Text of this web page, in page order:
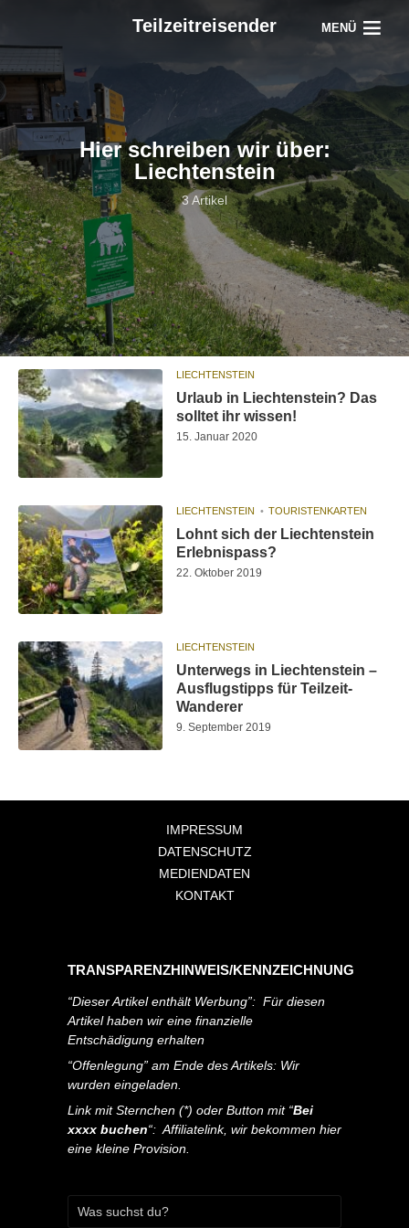
Teilzeitreisender MENÜ
Hier schreiben wir über:
Liechtenstein
3 Artikel
LIECHTENSTEIN
Urlaub in Liechtenstein? Das
solltet ihr wissen!
15. Januar 2020
LIECHTENSTEIN TOURISTENKARTEN
Lohnt sich der Liechtenstein
Erlebnispass?
22. Oktober 2019
LIECHTENSTEIN
Unterwegs in Liechtenstein –
Ausflugstipps für Teilzeit-
Wanderer
9. September 2019
IMPRESSUM
DATENSCHUTZ
MEDIENDATEN
KONTAKT
TRANSPARENZHINWEIS/KENNZEICHNUNG
“Dieser Artikel enthält Werbung”: Für diesen
Artikel haben wir eine finanzielle
Entschädigung erhalten
“Offenlegung” am Ende des Artikels: Wir
wurden eingeladen.
Link mit Sternchen (*) oder Button mit “Bei
xxxx buchen“: Affiliatelink, wir bekommen hier
eine kleine Provision.